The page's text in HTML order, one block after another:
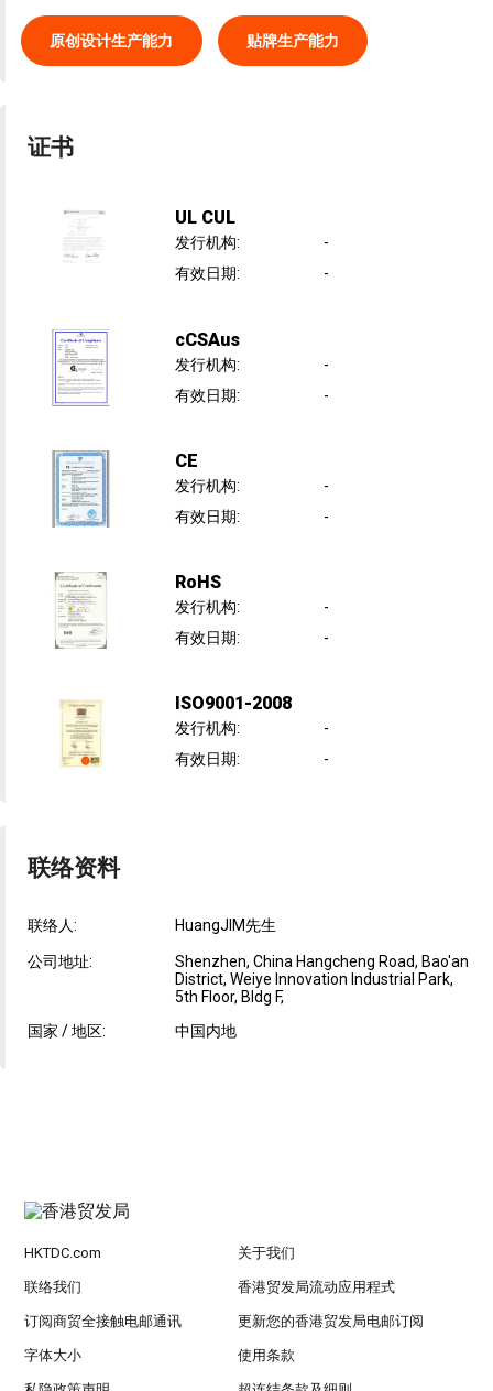
原创设计生产能力 贴牌生产能力
证书
UL CUL
发行机构:
-
有效日期: -
cCSAus
发行机构:
-
有效日期: -
CE
发行机构:
-
有效日期: -
RoHS
发行机构:
-
有效日期: -
ISO9001-2008
发行机构:
-
有效日期: -
联络资料
联络人: HuangJIM先生
公司地址:
Shenzhen, China Hangcheng Road, Bao'an
District, Weiye Innovation Industrial Park,
5th Floor, Bldg F,
国家 / 地区:
中国内地
HKTDC.com 关于我们
联络我们 香港贸发局流动应用程式
订阅商贸全接触电邮通讯 更新您的香港贸发局电邮订阅
字体大小 使用条款